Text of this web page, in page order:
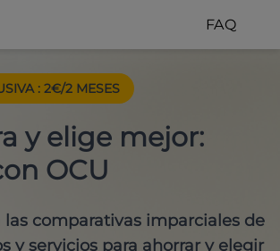
FAQ
: 2€/2 MESES
y elige mejor:
OCU
las comparativas imparciales de
y servicios para ahorrar y elegir